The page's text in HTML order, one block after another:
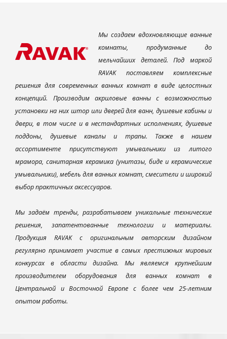
Мы создаем вдохновляющие ванные
комнаты, продуманные до
мельчайших деталей. Под маркой
RAVAK поставляем комплексные
решения для современных ванных комнат в виде целостных
концепций. Производим акриловые ванны с возможностью
установки на них штор или дверей для ванн, душевые кабины и
двери, в том числе и в нестандартных исполнениях, душевые
поддоны, душевые каналы и трапы. Также в нашем
ассортименте присутствуют умывальники из литого
мрамора, санитарная керамика (унитазы, биде и керамические
умывальники), мебель для ванных комнат, смесители и широкий
выбор практичных аксессуаров.
Мы задаём тренды, разрабатываем уникальные технические
решения, запатентованные технологии и материалы.
Продукция RAVAK с оригинальным авторским дизайном
регулярно принимает участие в самых престижных мировых
конкурсах в области дизайна. Мы являемся крупнейшим
производителем оборудования для ванных комнат в
Центральной и Восточной Европе с более чем 25-летним
опытом работы.